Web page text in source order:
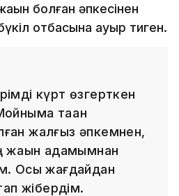
болған әпкесінен
отбасына ауыр тиген.
күрт өзгерткен
таққан
жалғыз әпкемнен,
жақын адамымнан
Осы жағдайдан
жібердім.